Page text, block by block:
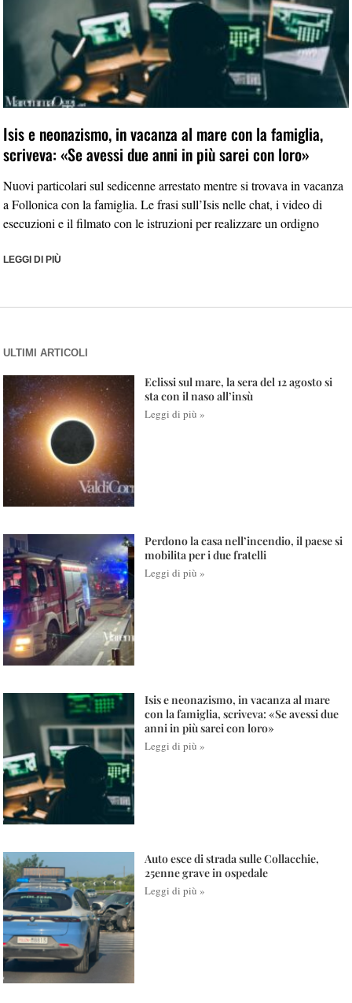
Isis e neonazismo, in vacanza al mare con la famiglia,
scriveva: «Se avessi due anni in più sarei con loro»
Nuovi particolari sul sedicenne arrestato mentre si trovava in vacanza
a Follonica con la famiglia. Le frasi sull’Isis nelle chat, i video di
esecuzioni e il filmato con le istruzioni per realizzare un ordigno
LEGGI DI PIÙ
ULTIMI ARTICOLI
Eclissi sul mare, la sera del 12 agosto si
sta con il naso all’insù
Leggi di più »
Perdono la casa nell’incendio, il paese si
mobilita per i due fratelli
Leggi di più »
Isis e neonazismo, in vacanza al mare
con la famiglia, scriveva: «Se avessi due
anni in più sarei con loro»
Leggi di più »
Auto esce di strada sulle Collacchie,
25enne grave in ospedale
Leggi di più »